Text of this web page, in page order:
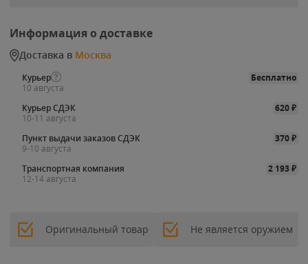
Информация о доставке
Доставка в Москва
Курьер
Бесплатно
10 августа
Курьер СДЭК
620₽
10-11 августа
Пункт выдачи заказов СДЭК
370₽
9-10 августа
Транспортная компания
2 193₽
12-14 августа
Оригинальный товар Не является оружием